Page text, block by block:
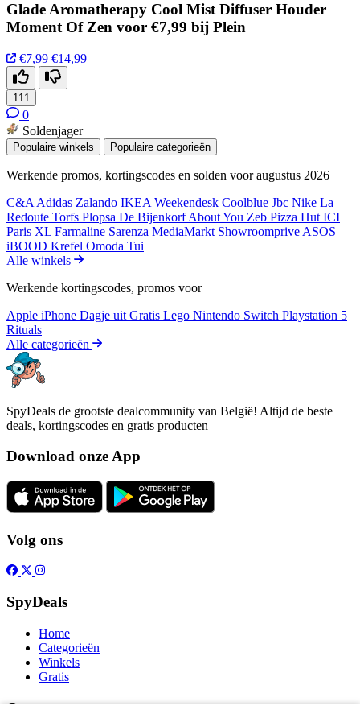
Glade Aromatherapy Cool Mist Diffuser Houder
Moment Of Zen voor €7,99 bij Plein
€7,99 €14,99
111
0
Soldenjager
Populaire winkels Populaire categorieën
Werkende promos, kortingscodes en solden voor augustus 2026
C&A Adidas Zalando IKEA Weekendesk Coolblue Jbc Nike La
Redoute Torfs Plopsa De BijenkorfAbout You Zeb Pizza Hut ICI
Paris XL Farmaline Sarenza MediaMarkt Showroomprive ASOS
iBOOD Krefel Omoda Tui
Alle winkels
Werkende kortingscodes, promos voor
Apple iPhone Dagje uit Gratis Lego Nintendo Switch Playstation 5
Rituals
Alle categorieën
SpyDeals de grootste dealcommunity van België! Altijd de beste
deals, kortingscodes en gratis producten
Download onze App
Volg ons
SpyDeals
Home
Categorieën
Winkels
Gratis